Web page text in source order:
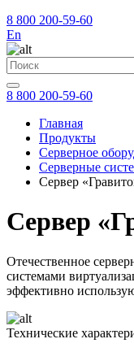
8 800 200-59-60
En
8 800 200-59-60
Главная
Продукты
Серверное
Серверные
Сервер
Сервер
Отечественное
системами
эффективно
Технические